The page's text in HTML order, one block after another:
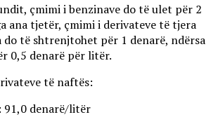
çmimi i benzinave do të ulet për 2
ana tjetër, çmimi i derivateve të tjera
të shtrenjtohet për 1 denarë, ndërsa
0,5 denarë për litër.
të naftës:
91,0 denarë/litër